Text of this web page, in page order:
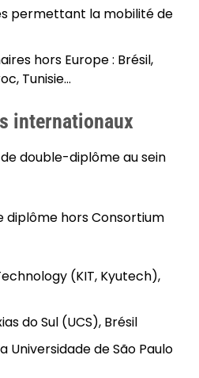
permettant la mobilité de
hors Europe : Brésil,
Tunisie…
internationaux
double-diplôme au sein
diplôme hors Consortium
(KIT, Kyutech),
do Sul (UCS), Brésil
Universidade de São Paulo